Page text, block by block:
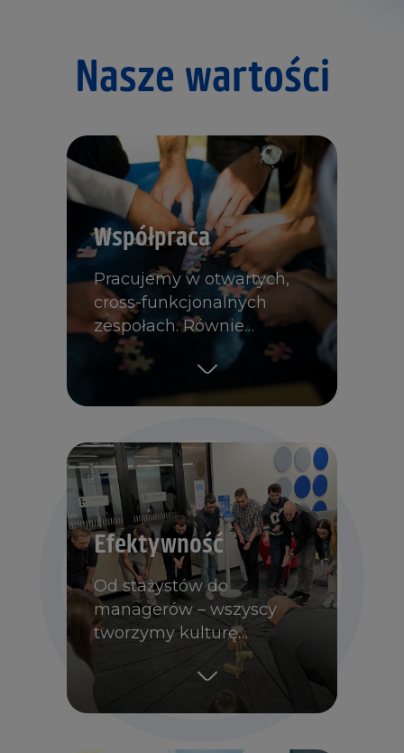
Nasze wartości
Współpraca
Pracujemy w otwartych,
cross-funkcjonalnych
zespołach. Równie…
Efektywność
Od stażystów do
managerów – wszyscy
tworzymy kulturę…